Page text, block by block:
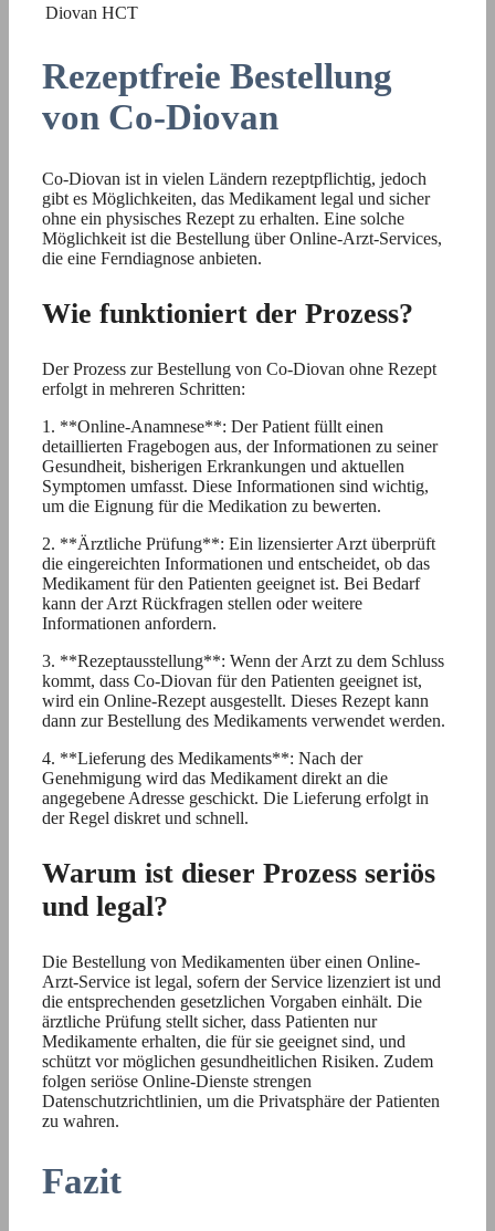
Diovan HCT
Rezeptfreie Bestellung
von Co-Diovan
Co-Diovan ist in vielen Ländern rezeptpflichtig, jedoch
gibt es Möglichkeiten, das Medikament legal und sicher
ohne ein physisches Rezept zu erhalten. Eine solche
Möglichkeit ist die Bestellung über Online-Arzt-Services,
die eine Ferndiagnose anbieten.
Wie funktioniert der Prozess?
Der Prozess zur Bestellung von Co-Diovan ohne Rezept
erfolgt in mehreren Schritten:
1. **Online-Anamnese**: Der Patient füllt einen
detaillierten Fragebogen aus, der Informationen zu seiner
Gesundheit, bisherigen Erkrankungen und aktuellen
Symptomen umfasst. Diese Informationen sind wichtig,
um die Eignung für die Medikation zu bewerten.
2. **Ärztliche Prüfung**: Ein lizensierter Arzt überprüft
die eingereichten Informationen und entscheidet, ob das
Medikament für den Patienten geeignet ist. Bei Bedarf
kann der Arzt Rückfragen stellen oder weitere
Informationen anfordern.
3. **Rezeptausstellung**: Wenn der Arzt zu dem Schluss
kommt, dass Co-Diovan für den Patienten geeignet ist,
wird ein Online-Rezept ausgestellt. Dieses Rezept kann
dann zur Bestellung des Medikaments verwendet werden.
4. **Lieferung des Medikaments**: Nach der
Genehmigung wird das Medikament direkt an die
angegebene Adresse geschickt. Die Lieferung erfolgt in
der Regel diskret und schnell.
Warum ist dieser Prozess seriös
und legal?
Die Bestellung von Medikamenten über einen Online-
Arzt-Service ist legal, sofern der Service lizenziert ist und
die entsprechenden gesetzlichen Vorgaben einhält. Die
ärztliche Prüfung stellt sicher, dass Patienten nur
Medikamente erhalten, die für sie geeignet sind, und
schützt vor möglichen gesundheitlichen Risiken. Zudem
folgen seriöse Online-Dienste strengen
Datenschutzrichtlinien, um die Privatsphäre der Patienten
zu wahren.
Fazit